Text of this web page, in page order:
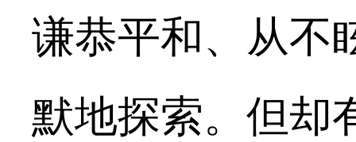
谦恭平和、从不
默地探索。但却